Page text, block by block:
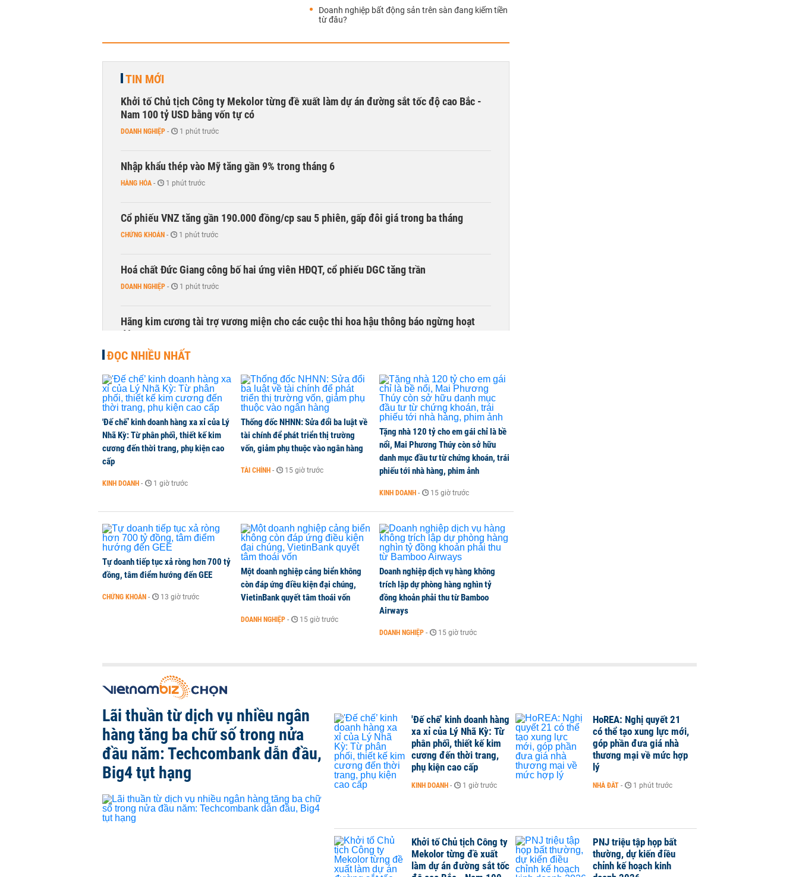
Doanh nghiệp bất động sản trên sàn đang kiếm tiền
từ đâu?
TIN MỚI
Khởi tố Chủ tịch Công ty Mekolor từng đề xuất làm dự án đường sắt tốc độ cao Bắc -
Nam 100 tỷ USD bằng vốn tự có
DOANH NGHIỆP - 1 phút trước
Nhập khẩu thép vào Mỹ tăng gần 9% trong tháng 6
HÀNG HÓA - 1 phút trước
Cổ phiếu VNZ tăng gần 190.000 đồng/cp sau 5 phiên, gấp đôi giá trong ba tháng
CHỨNG KHOÁN - 1 phút trước
Hoá chất Đức Giang công bố hai ứng viên HĐQT, cổ phiếu DGC tăng trần
DOANH NGHIỆP - 1 phút trước
Hãng kim cương tài trợ vương miện cho các cuộc thi hoa hậu thông báo ngừng hoạt
động
KINH DOANH - 1 phút trước
ĐỌC NHIỀU NHẤT
'Đế chế’ kinh doanh hàng xa xỉ của Lý
Nhã Kỳ: Từ phân phối, thiết kế kim
cương đến thời trang, phụ kiện cao
cấp
KINH DOANH - 1 giờ trước
Thống đốc NHNN: Sửa đổi ba luật về
tài chính để phát triển thị trường
vốn, giảm phụ thuộc vào ngân hàng
TÀI CHÍNH - 15 giờ trước
Tặng nhà 120 tỷ cho em gái chỉ là bề
nổi, Mai Phương Thúy còn sở hữu
danh mục đầu tư từ chứng khoán, trái
phiếu tới nhà hàng, phim ảnh
KINH DOANH - 15 giờ trước
Tự doanh tiếp tục xả ròng hơn 700 tỷ
đồng, tâm điểm hướng đến GEE
CHỨNG KHOÁN - 13 giờ trước
Một doanh nghiệp cảng biển không
còn đáp ứng điều kiện đại chúng,
VietinBank quyết tâm thoái vốn
DOANH NGHIỆP - 15 giờ trước
Doanh nghiệp dịch vụ hàng không
trích lập dự phòng hàng nghìn tỷ
đồng khoản phải thu từ Bamboo
Airways
DOANH NGHIỆP - 15 giờ trước
Lãi thuần từ dịch vụ nhiều ngân
hàng tăng ba chữ số trong nửa
đầu năm: Techcombank dẫn đầu,
Big4 tụt hạng
'Đế chế’ kinh doanh hàng
xa xỉ của Lý Nhã Kỳ: Từ
phân phối, thiết kế kim
cương đến thời trang,
phụ kiện cao cấp
KINH DOANH - 1 giờ trước
HoREA: Nghị quyết 21
có thể tạo xung lực mới,
góp phần đưa giá nhà
thương mại về mức hợp
lý
NHÀ ĐẤT - 1 phút trước
Khởi tố Chủ tịch Công ty
Mekolor từng đề xuất
làm dự án đường sắt tốc
PNJ triệu tập họp bất
thường, dự kiến điều
chỉnh kế hoạch kinh